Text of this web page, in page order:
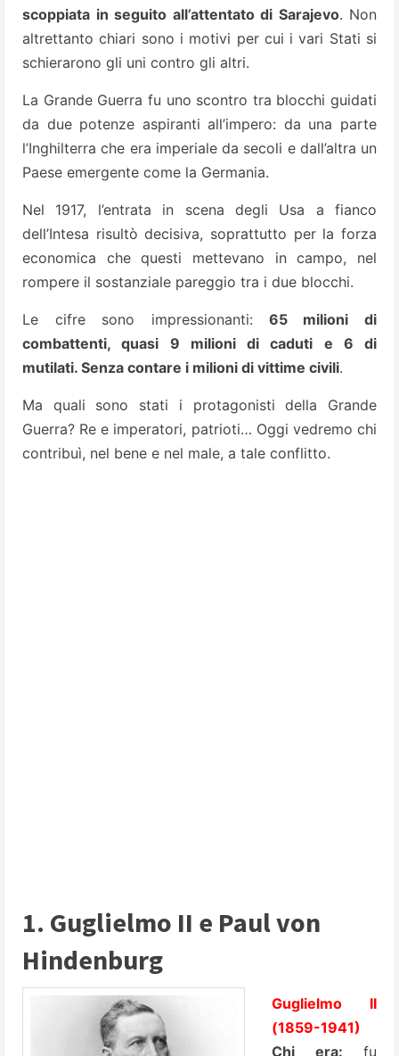
scoppiata in seguito all’attentato di Sarajevo. Non
altrettanto chiari sono i motivi per cui i vari Stati si
schierarono gli uni contro gli altri.
La Grande Guerra fu uno scontro tra blocchi guidati
da due potenze aspiranti all’impero: da una parte
l’Inghilterra che era imperiale da secoli e dall’altra un
Paese emergente come la Germania.
Nel 1917, l’entrata in scena degli Usa a fianco
dell’Intesa risultò decisiva, soprattutto per la forza
economica che questi mettevano in campo, nel
rompere il sostanziale pareggio tra i due blocchi.
Le cifre sono impressionanti: 65 milioni di
combattenti, quasi 9 milioni di caduti e 6 di
mutilati. Senza contare i milioni di vittime civili.
Ma quali sono stati i protagonisti della Grande
Guerra? Re e imperatori, patrioti… Oggi vedremo chi
contribuì, nel bene e nel male, a tale conflitto.
1. Guglielmo II e Paul von
Hindenburg
Guglielmo II
(1859-1941)
Chi era: fu